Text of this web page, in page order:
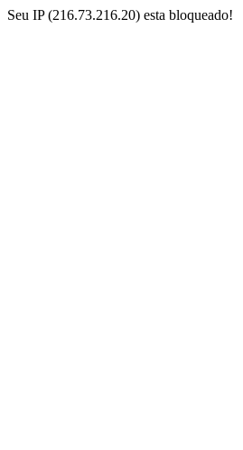
Seu IP (216.73.216.20) esta bloqueado!